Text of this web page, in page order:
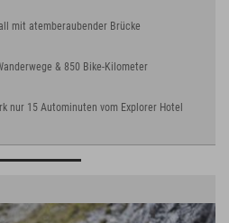
mit atemberaubender Brücke
& 850 Bike-Kilometer
nur 15 Autominuten vom Explorer Hotel